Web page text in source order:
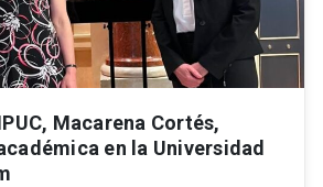
Macarena Cortés,
en la Universidad